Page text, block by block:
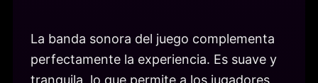
La banda sonora del juego complementa
perfectamente la experiencia. Es suave y
tranquila, lo que permite a los jugadores